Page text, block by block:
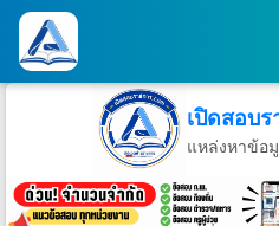
เปิดสอบ
แหล่งหาข้อ
วันเสาร์ที่ 8 เดือ